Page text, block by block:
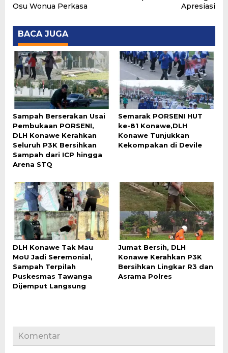
Osu Wonua Perkasa
Apresiasi
BACA JUGA
Sampah Berserakan Usai
Pembukaan PORSENI,
DLH Konawe Kerahkan
Seluruh P3K Bersihkan
Sampah dari ICP hingga
Arena STQ
Semarak PORSENI HUT
ke-81 Konawe,DLH
Konawe Tunjukkan
Kekompakan di Devile
DLH Konawe Tak Mau
MoU Jadi Seremonial,
Sampah Terpilah
Puskesmas Tawanga
Dijemput Langsung
Jumat Bersih, DLH
Konawe Kerahkan P3K
Bersihkan Lingkar R3 dan
Asrama Polres
Komentar